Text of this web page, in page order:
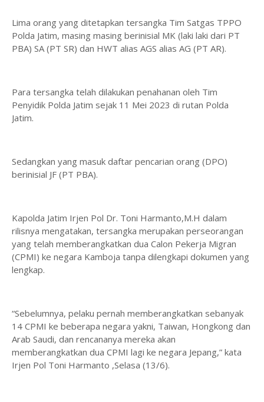
Lima orang yang ditetapkan tersangka Tim Satgas TPPO
Polda Jatim, masing masing berinisial MK (laki laki dari PT
PBA) SA (PT SR) dan HWT alias AGS alias AG (PT AR).
Para tersangka telah dilakukan penahanan oleh Tim
Penyidik Polda Jatim sejak 11 Mei 2023 di rutan Polda
Jatim.
Sedangkan yang masuk daftar pencarian orang (DPO)
berinisial JF (PT PBA).
Kapolda Jatim Irjen Pol Dr. Toni Harmanto,M.H dalam
rilisnya mengatakan, tersangka merupakan perseorangan
yang telah memberangkatkan dua Calon Pekerja Migran
(CPMI) ke negara Kamboja tanpa dilengkapi dokumen yang
lengkap.
“Sebelumnya, pelaku pernah memberangkatkan sebanyak
14 CPMI ke beberapa negara yakni, Taiwan, Hongkong dan
Arab Saudi, dan rencananya mereka akan
memberangkatkan dua CPMI lagi ke negara Jepang,” kata
Irjen Pol Toni Harmanto ,Selasa (13/6).